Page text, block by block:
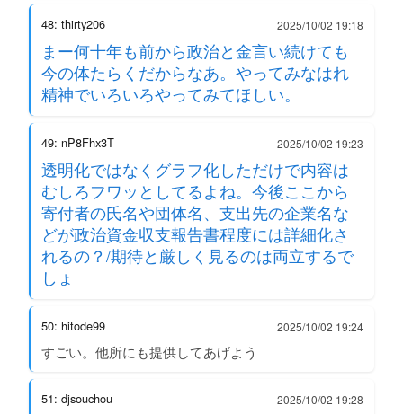
48: thirty206 2025/10/02 19:18
まー何十年も前から政治と金言い続けても
今の体たらくだからなあ。やってみなはれ
精神でいろいろやってみてほしい。
49: nP8Fhx3T 2025/10/02 19:23
透明化ではなくグラフ化しただけで内容は
むしろフワッとしてるよね。今後ここから
寄付者の氏名や団体名、支出先の企業名な
どが政治資金収支報告書程度には詳細化さ
れるの？/期待と厳しく見るのは両立するで
しょ
50: hitode99 2025/10/02 19:24
すごい。他所にも提供してあげよう
51: djsouchou 2025/10/02 19:28